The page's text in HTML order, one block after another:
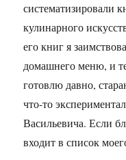
систематизировали
кулинарного
его книг я
домашнего меню, и
готовлю давно,
что-то
Васильевича. Если
входит в список